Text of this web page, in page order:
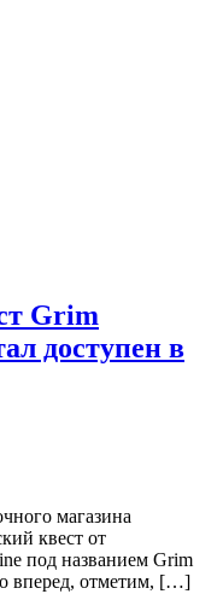
Grim
доступен в
магазина
квест от
под названием Grim
вперед, отметим, […]